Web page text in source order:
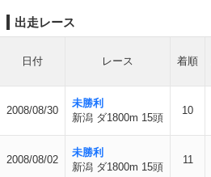
出走レース
日付 レース 着順
2008/08/30
未勝利
新潟 ダ1800m 15頭
10
2008/08/02
未勝利
新潟 ダ1800m 15頭
11